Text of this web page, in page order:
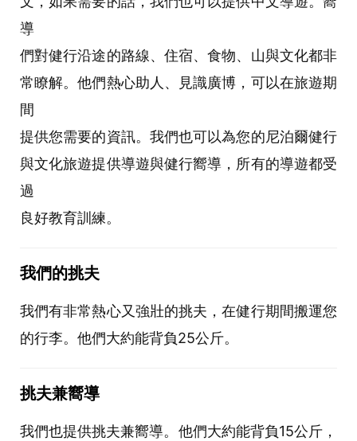
導
們對健行沿途的路線、住宿、食物、山與文化都非
常瞭解。他們熱心助人、見識廣博，可以在旅遊期
間
提供您需要的資訊。我們也可以為您的尼泊爾健行
與文化旅遊提供導遊與健行嚮導，所有的導遊都受
過
良好教育訓練。
我們的挑夫
我們有非常熱心又強壯的挑夫，在健行期間搬運您
的行李。他們大約能背負25公斤。
挑夫兼嚮導
我們也提供挑夫兼嚮導。他們大約能背負15公斤，